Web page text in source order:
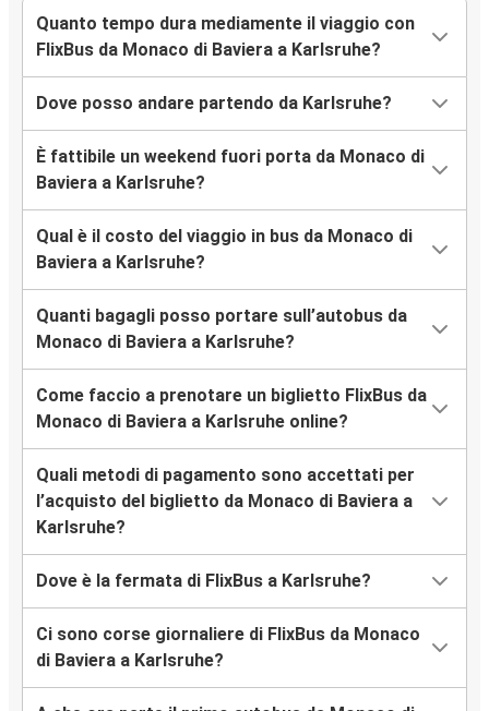
Quanto tempo dura mediamente il viaggio con
FlixBus da Monaco di Baviera a Karlsruhe?
Dove posso andare partendo da Karlsruhe?
È fattibile un weekend fuori porta da Monaco di
Baviera a Karlsruhe?
Qual è il costo del viaggio in bus da Monaco di
Baviera a Karlsruhe?
Quanti bagagli posso portare sull’autobus da
Monaco di Baviera a Karlsruhe?
Come faccio a prenotare un biglietto FlixBus da
Monaco di Baviera a Karlsruhe online?
Quali metodi di pagamento sono accettati per
l’acquisto del biglietto da Monaco di Baviera a
Karlsruhe?
Dove è la fermata di FlixBus a Karlsruhe?
Ci sono corse giornaliere di FlixBus da Monaco
di Baviera a Karlsruhe?